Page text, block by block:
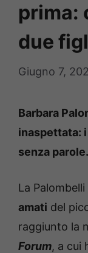
prima:
due
Giugno 7,
Barbara
inaspettata:
senza
La Palombelli
amati del
raggiunto la
Forum, a cui